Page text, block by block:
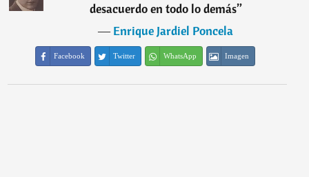
desacuerdo en todo lo demás”
―Enrique Jardiel Poncela
Facebook Twitter WhatsApp Imagen